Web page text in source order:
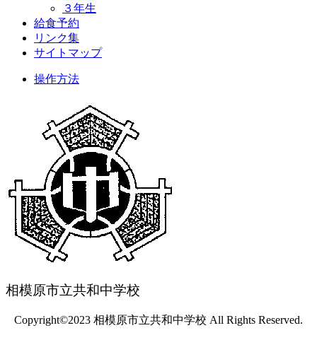
３年生
給食予約
リンク集
サイトマップ
操作方法
相模原市立共和中学校
Copyright©2023 相模原市立共和中学校 All Rights Reserved.